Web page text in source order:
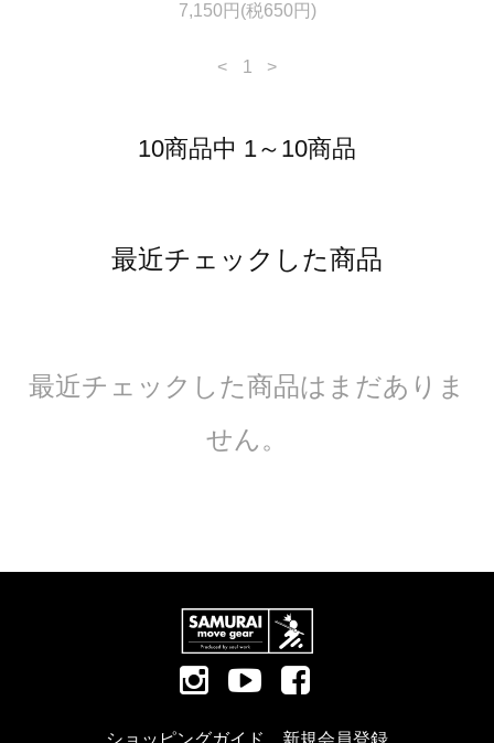
7,150円(税650円)
< 1 >
10商品中 1～10商品
最近チェックした商品
最近チェックした商品はまだありま
せん。